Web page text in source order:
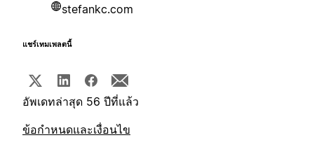
stefankc.com
แชร์เทมเพลตนี้
อัพเดทล่าสุด 56 ปีที่แล้ว
ข้อกำหนดและเงื่อนไข